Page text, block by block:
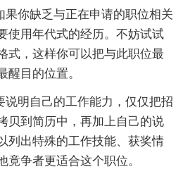
果你缺乏与正在申请的职位相关
使用年代式的经历。不妨试试
式，这样你可以把与此职位最
醒目的位置。
说明自己的工作能力，仅仅把招
贝到简历中，再加上自己的说
列出特殊的工作技能、获奖情
竟争者更适合这个职位。